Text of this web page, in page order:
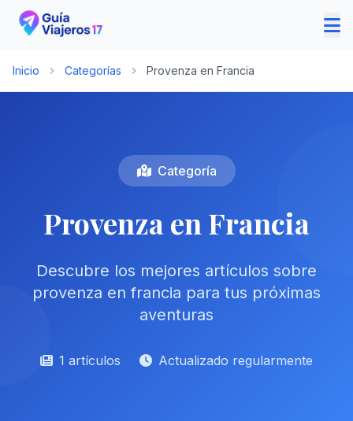
Inicio Categorías Provenza en Francia
Categoría
Provenza en Francia
Descubre los mejores artículos sobre
provenza en francia para tus próximas
aventuras
1 artículos Actualizado regularmente